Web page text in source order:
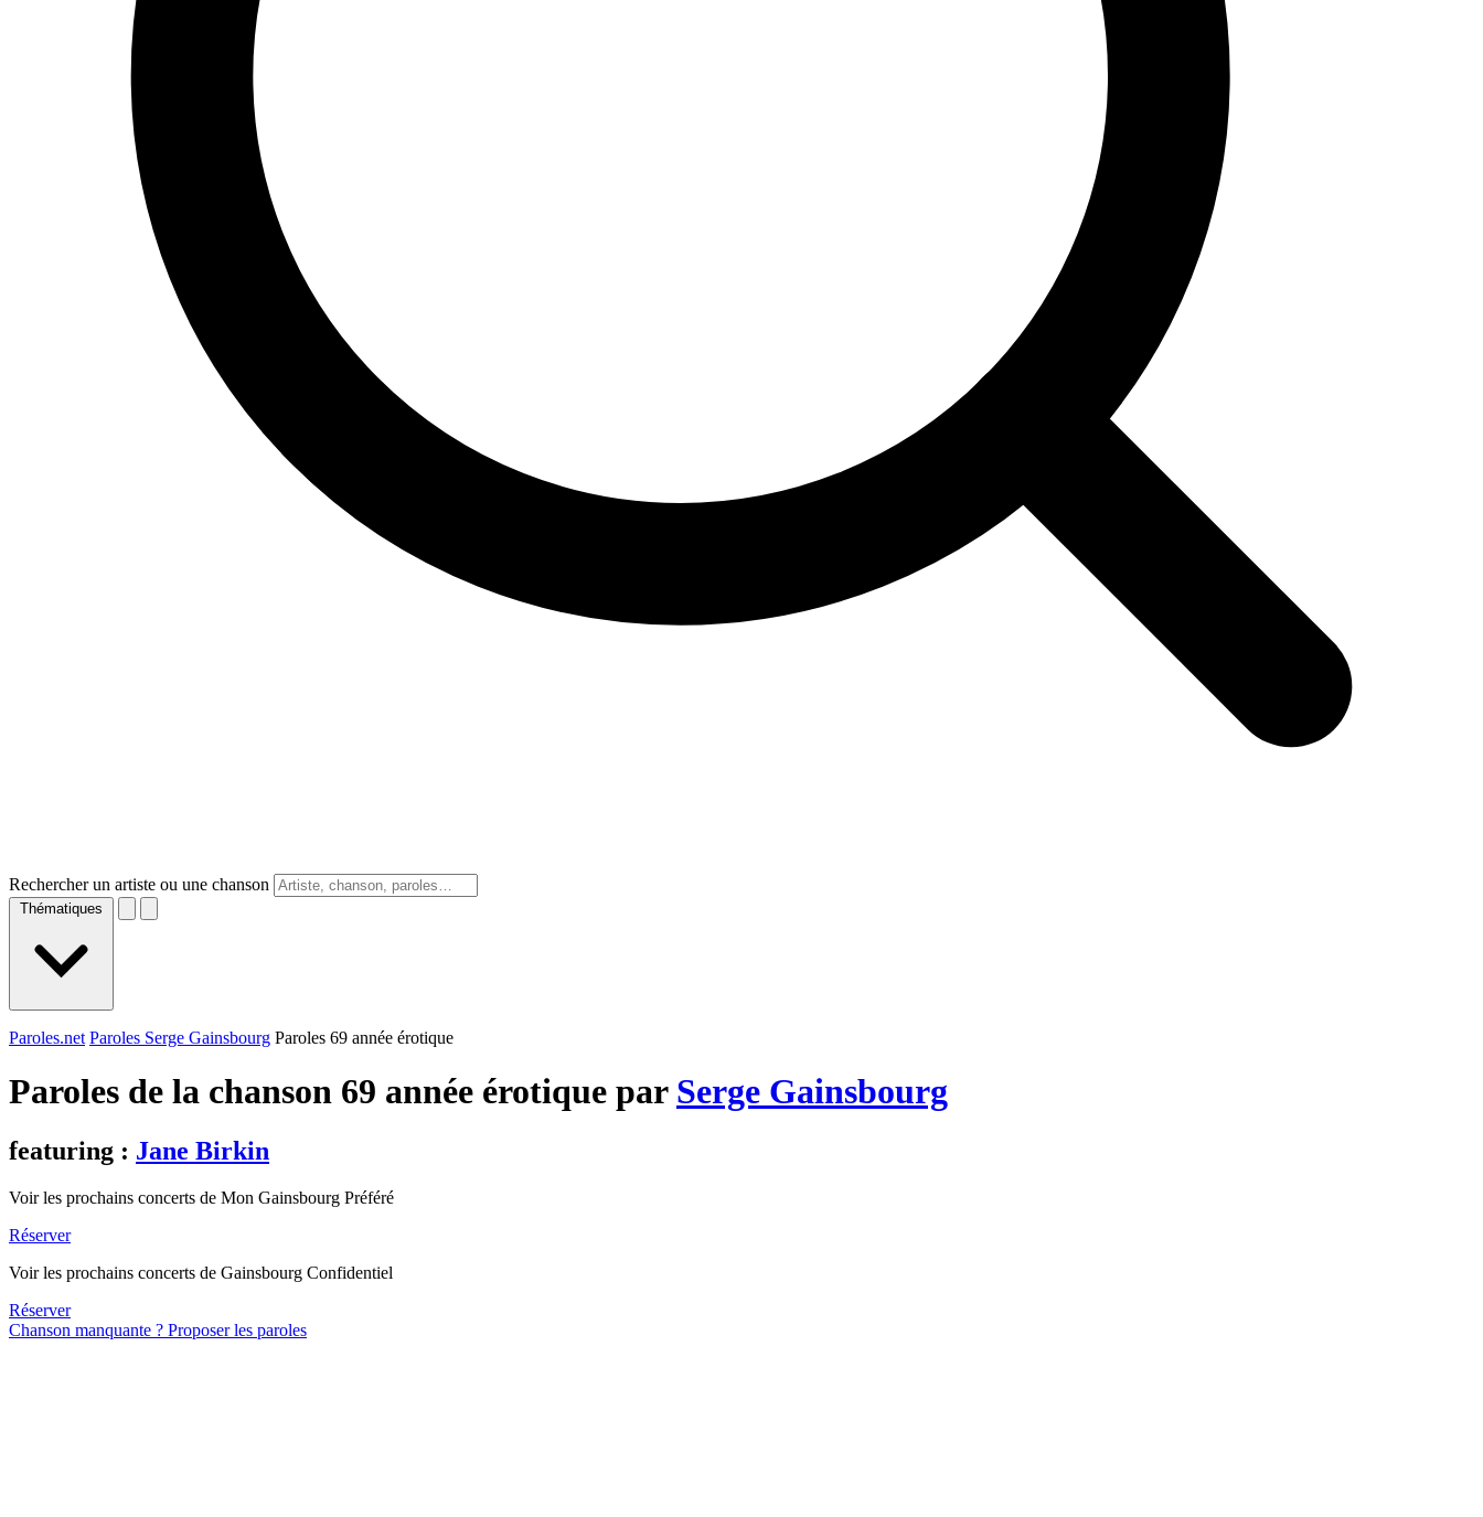
Rechercher un artiste ou une chanson
Thématiques
Paroles.net Paroles Serge Gainsbourg Paroles 69 année érotique
Paroles de la chanson 69 année érotique par Serge Gainsbourg
featuring : Jane Birkin
Voir les prochains concerts de Mon Gainsbourg Préféré
Réserver
Voir les prochains concerts de Gainsbourg Confidentiel
Réserver
Chanson manquante ? Proposer les paroles